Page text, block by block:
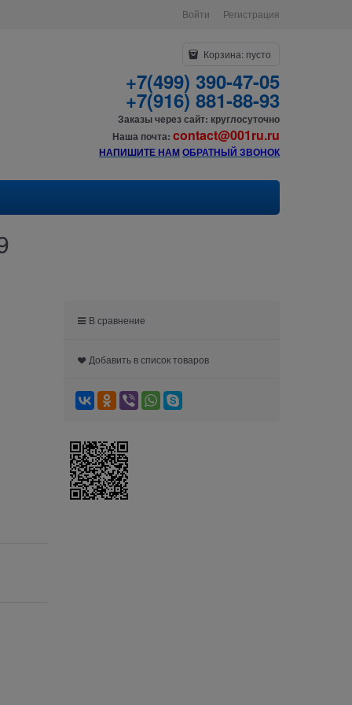
Войти Регистрация
Корзина: пусто
+7(499) 390-47-05
+7(916) 881-88-93
Заказы через сайт: круглосуточно
Наша почта: contact@001ru.ru
НАПИШИТЕ НАМОБРАТНЫЙ ЗВОНОК
В сравнение
Добавить в список товаров